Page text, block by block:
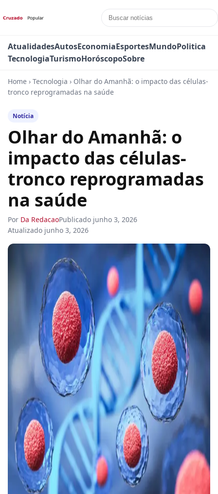
AtualidadesAutosEconomiaEsportesMundoPolitica
TecnologiaTurismoHoróscopoSobre
Home › Tecnologia › Olhar do Amanhã: o impacto das células-
tronco reprogramadas na saúde
Notícia
Olhar do Amanhã: o
impacto das células-
tronco reprogramadas
na saúde
Por Da RedacaoPublicado junho 3, 2026
Atualizado junho 3, 2026